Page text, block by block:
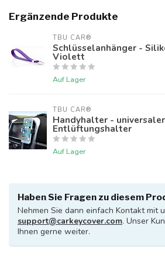
Ergänzende Produkte
TBU CAR®
Schlüsselanhänger -
Violett
Auf Lager
TBU CAR®
Handyhalter - universaler
Entlüftungshalter
Auf Lager
Haben Sie Fragen zu diesem
Nehmen Sie dann einfach Kontakt mit
support@carkeycover.com. Unser
Ihnen gerne weiter.